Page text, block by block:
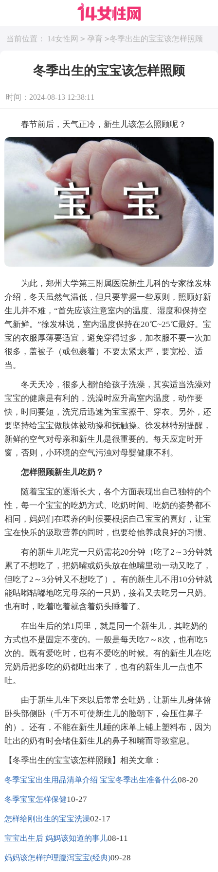
当前位置： 14女性网 > 孕育 >冬季出生的宝宝该怎样照顾
冬季出生的宝宝该怎样照顾
时间：2024-08-13 12:38:11
春节前后，天气正冷，新生儿该怎么照顾呢？
为此，郑州大学第三附属医院新生儿科的专家徐发林
介绍，冬天虽然气温低，但只要掌握一些原则，照顾好新
生儿并不难，“首先应该注意室内的温度、湿度和保持空
气新鲜。”徐发林说，室内温度保持在20℃~25℃最好。宝
宝的衣服厚薄要适宜，避免穿得过多，加衣服不要一次加
很多，盖被子（或包裹着）不要太紧太严，要宽松、适
当。
冬天天冷，很多人都怕给孩子洗澡，其实适当洗澡对
宝宝的健康是有利的，洗澡时应升高室内温度，动作要
快，时间要短，洗完后迅速为宝宝擦干、穿衣。另外，还
要坚持给宝宝做肢体被动操和抚触操。徐发林特别提醒，
新鲜的空气对母亲和新生儿是很重要的。每天应定时开
窗，否则，小环境的空气污浊对母婴健康不利。
怎样照顾新生儿吃奶？
随着宝宝的逐渐长大，各个方面表现出自己独特的个
性，每一个宝宝的吃奶方式、吃奶时间、吃奶的姿势都不
相同，妈妈们在喂养的时候要根据自己宝宝的喜好，让宝
宝在快乐的汲取营养的同时，也要给他养成良好的习惯。
有的新生儿吃完一只奶需花20分钟（吃了2～3分钟就
累了不想吃了，把奶嘴或奶头放在他嘴里动一动又吃了，
但吃了2～3分钟又不想吃了）。有的新生儿不用10分钟就
能咕嘟轱嘟地吃完母亲的一只奶，接着又去吃另一只奶。
也有时，吃着吃着就含着奶头睡着了。
在出生后的第1周里，就是同一个新生儿，其吃奶的
方式也不是固定不变的。一般是每天吃7～8次，也有吃5
次的。既有爱吃时，也有不爱吃的时候。有的新生儿在吃
完奶后把多吃的奶都吐出来了，也有的新生儿一点也不
吐。
由于新生儿生下来以后常常会吐奶，让新生儿身体俯
卧头部侧卧（千万不可使新生儿的脸朝下，会压住鼻子
的）。还有，不能在新生儿睡的床单上铺上塑料布，因为
吐出的奶有时会堵住新生儿的鼻子和嘴而导致窒息。
【冬季出生的宝宝该怎样照顾】相关文章：
冬季宝宝出生用品清单介绍 宝宝冬季出生准备什么08-20
冬季宝宝怎样保健10-27
怎样给刚出生的宝宝洗澡02-17
宝宝出生后 妈妈该知道的事儿08-11
妈妈该怎样护理腹泻宝宝(经典)09-28